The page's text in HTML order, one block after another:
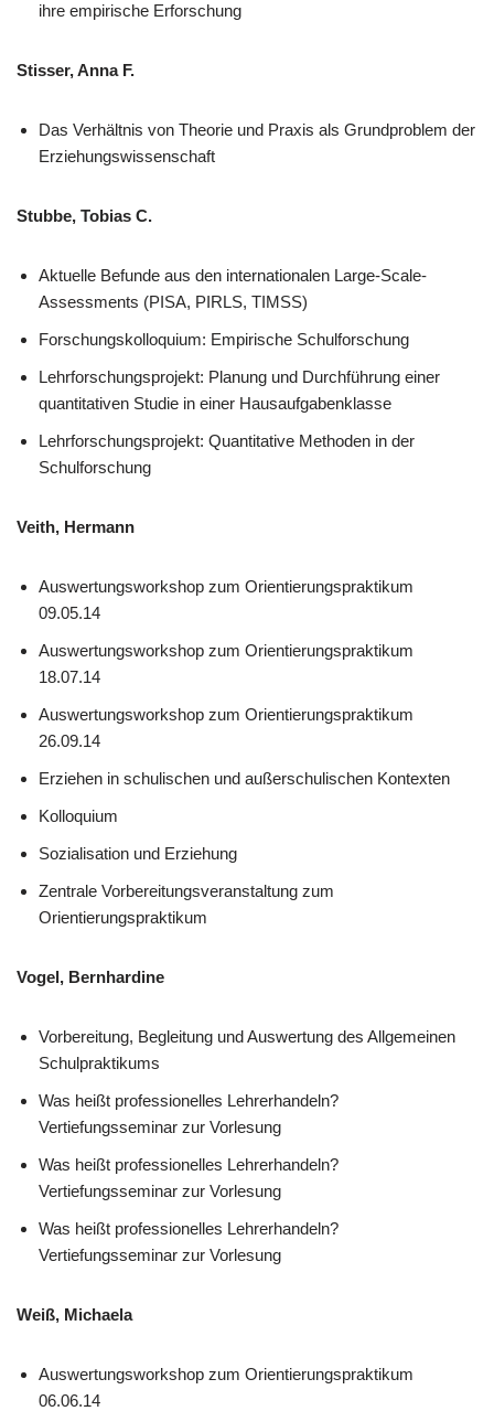
ihre empirische Erforschung
Stisser, Anna F.
Das Verhältnis von Theorie und Praxis als Grundproblem der
Erziehungswissenschaft
Stubbe, Tobias C.
Aktuelle Befunde aus den internationalen Large-Scale-
Assessments (PISA, PIRLS, TIMSS)
Forschungskolloquium: Empirische Schulforschung
Lehrforschungsprojekt: Planung und Durchführung einer
quantitativen Studie in einer Hausaufgabenklasse
Lehrforschungsprojekt: Quantitative Methoden in der
Schulforschung
Veith, Hermann
Auswertungsworkshop zum Orientierungspraktikum
09.05.14
Auswertungsworkshop zum Orientierungspraktikum
18.07.14
Auswertungsworkshop zum Orientierungspraktikum
26.09.14
Erziehen in schulischen und außerschulischen Kontexten
Kolloquium
Sozialisation und Erziehung
Zentrale Vorbereitungsveranstaltung zum
Orientierungspraktikum
Vogel, Bernhardine
Vorbereitung, Begleitung und Auswertung des Allgemeinen
Schulpraktikums
Was heißt professionelles Lehrerhandeln?
Vertiefungsseminar zur Vorlesung
Was heißt professionelles Lehrerhandeln?
Vertiefungsseminar zur Vorlesung
Was heißt professionelles Lehrerhandeln?
Vertiefungsseminar zur Vorlesung
Weiß, Michaela
Auswertungsworkshop zum Orientierungspraktikum
06.06.14